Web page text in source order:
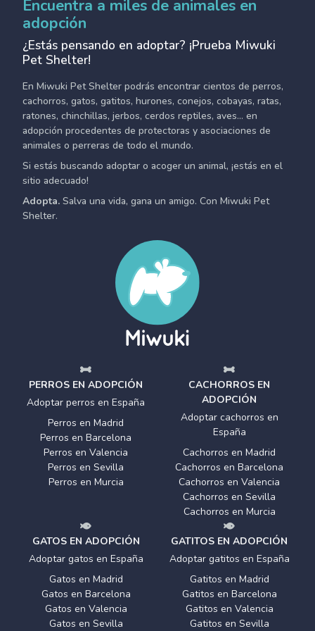
Encuentra a miles de animales en
adopción
¿Estás pensando en adoptar? ¡Prueba Miwuki
Pet Shelter!
En Miwuki Pet Shelter podrás encontrar cientos de perros,
cachorros, gatos, gatitos, hurones, conejos, cobayas, ratas,
ratones, chinchillas, jerbos, cerdos reptiles, aves... en
adopción procedentes de protectoras y asociaciones de
animales o perreras de todo el mundo.
Si estás buscando adoptar o acoger un animal, ¡estás en el
sitio adecuado!
Adopta. Salva una vida, gana un amigo. Con Miwuki Pet
Shelter.
PERROS EN ADOPCIÓN
Adoptar perros en España
Perros en Madrid
Perros en Barcelona
Perros en Valencia
Perros en Sevilla
Perros en Murcia
CACHORROS EN
ADOPCIÓN
Adoptar cachorros en
España
Cachorros en Madrid
Cachorros en Barcelona
Cachorros en Valencia
Cachorros en Sevilla
Cachorros en Murcia
GATOS EN ADOPCIÓN
Adoptar gatos en España
Gatos en Madrid
Gatos en Barcelona
Gatos en Valencia
Gatos en Sevilla
GATITOS EN ADOPCIÓN
Adoptar gatitos en España
Gatitos en Madrid
Gatitos en Barcelona
Gatitos en Valencia
Gatitos en Sevilla